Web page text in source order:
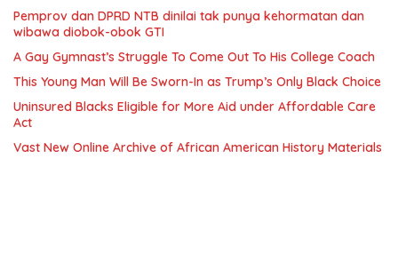
Pemprov dan DPRD NTB dinilai tak punya kehormatan dan
wibawa diobok-obok GTI
A Gay Gymnast’s Struggle To Come Out To His College Coach
This Young Man Will Be Sworn-In as Trump’s Only Black Choice
Uninsured Blacks Eligible for More Aid under Affordable Care
Act
Vast New Online Archive of African American History Materials